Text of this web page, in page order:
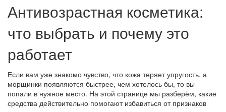
Антивозрастная косметика:
что выбрать и почему это
работает
Если вам уже знакомо чувство, что кожа теряет упругость, а
морщинки появляются быстрее, чем хотелось бы, то вы
попали в нужное место. На этой странице мы разберём, какие
средства действительно помогают избавиться от признаков